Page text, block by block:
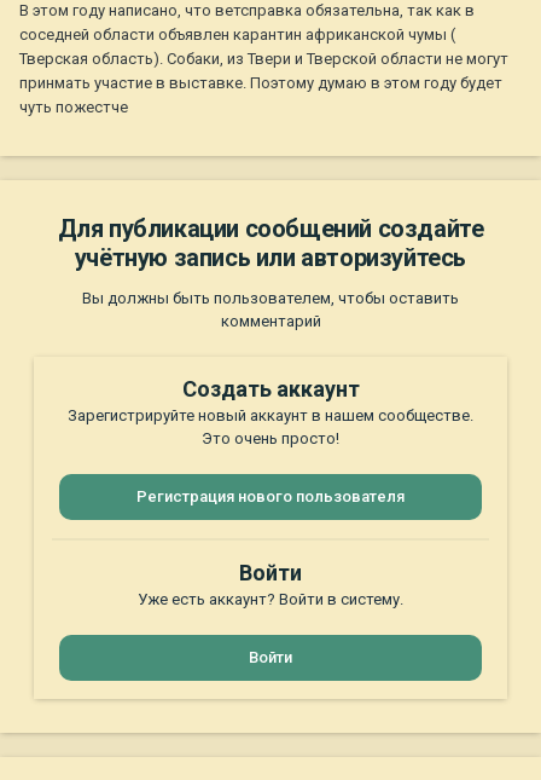
В этом году написано, что ветсправка обязательна, так как в
соседней области объявлен карантин африканской чумы (
Тверская область). Собаки, из Твери и Тверской области не могут
принмать участие в выставке. Поэтому думаю в этом году будет
чуть пожестче
Для публикации сообщений создайте
учётную запись или авторизуйтесь
Вы должны быть пользователем, чтобы оставить
комментарий
Создать аккаунт
Зарегистрируйте новый аккаунт в нашем сообществе.
Это очень просто!
Регистрация нового пользователя
Войти
Уже есть аккаунт? Войти в систему.
Войти